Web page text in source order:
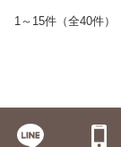
1～15件（全40件）